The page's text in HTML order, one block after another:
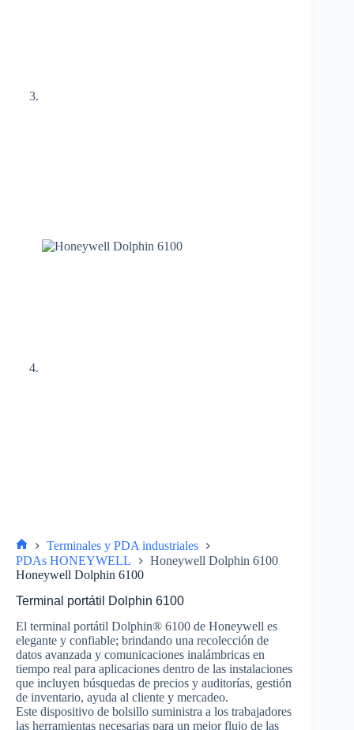
Terminales y PDA industriales
PDAs HONEYWELL
Honeywell Dolphin 6100
Honeywell Dolphin 6100
Terminal portátil Dolphin 6100
El terminal portátil Dolphin® 6100 de Honeywell es
elegante y confiable; brindando una recolección de
datos avanzada y comunicaciones inalámbricas en
tiempo real para aplicaciones dentro de las instalaciones
que incluyen búsquedas de precios y auditorías, gestión
de inventario, ayuda al cliente y mercadeo.
Este dispositivo de bolsillo suministra a los trabajadores
las herramientas necesarias para un mejor flujo de las